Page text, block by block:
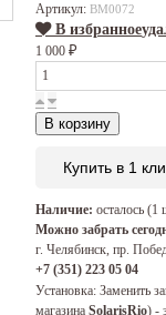
Артикул: BM0072
В избранное
1 000 ₽
В корзину
Купить в 1
Наличие: осталось (1
Можно забрать
г. Челябинск, пр.
+7 (351) 223 05 04
Установка: Заменить
магазина SolarisRio) -